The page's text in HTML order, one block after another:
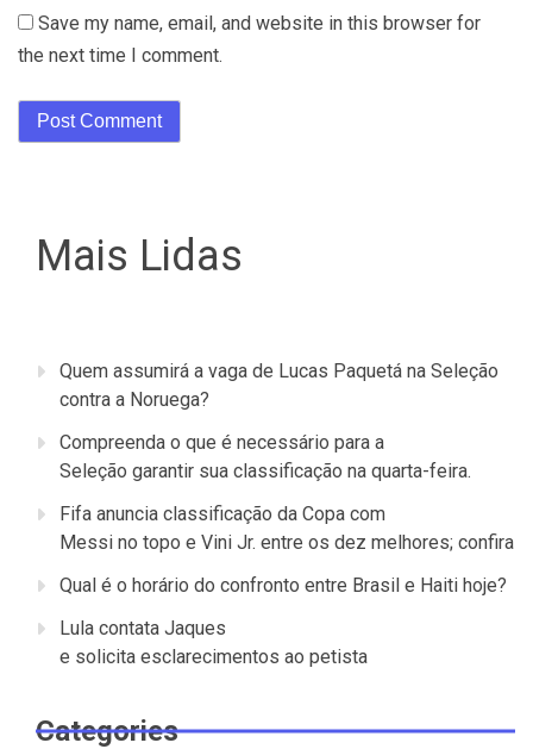
Save my name, email, and website in this browser for
the next time I comment.
Mais Lidas
Quem assumirá a vaga de Lucas Paquetá na Seleção
contra a Noruega?
Compreenda o que é necessário para a
Seleção garantir sua classificação na quarta-feira.
Fifa anuncia classificação da Copa com
Messi no topo e Vini Jr. entre os dez melhores; confira
Qual é o horário do confronto entre Brasil e Haiti hoje?
Lula contata Jaques
e solicita esclarecimentos ao petista
Categories